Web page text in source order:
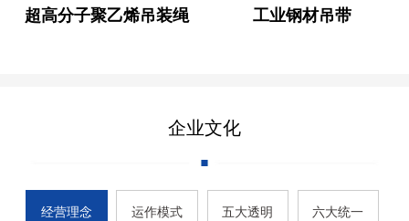
超高分子聚乙烯吊装绳 工业钢材吊带
企业文化
经营理念 运作模式 五大透明 六大统一